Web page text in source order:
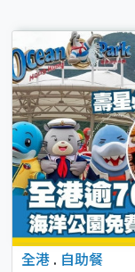
全港 . 自助餐